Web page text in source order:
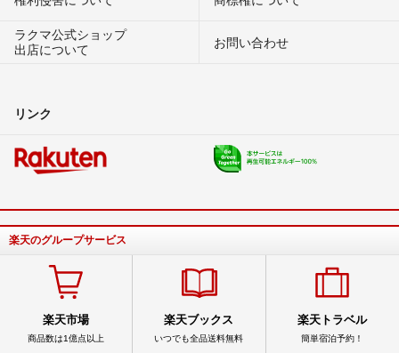
ラクマ公式ショップ
出店について
お問い合わせ
リンク
楽天のグループサービス
楽天市場
商品数は1億点以上
楽天ブックス
いつでも全品送料無料
楽天トラベル
簡単宿泊予約！